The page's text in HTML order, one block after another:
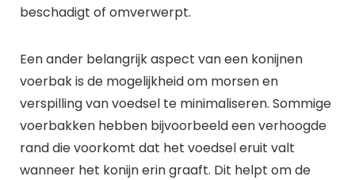
beschadigt of omverwerpt.
Een ander belangrijk aspect van een konijnen
voerbak is de mogelijkheid om morsen en
verspilling van voedsel te minimaliseren. Sommige
voerbakken hebben bijvoorbeeld een verhoogde
rand die voorkomt dat het voedsel eruit valt
wanneer het konijn erin graaft. Dit helpt om de